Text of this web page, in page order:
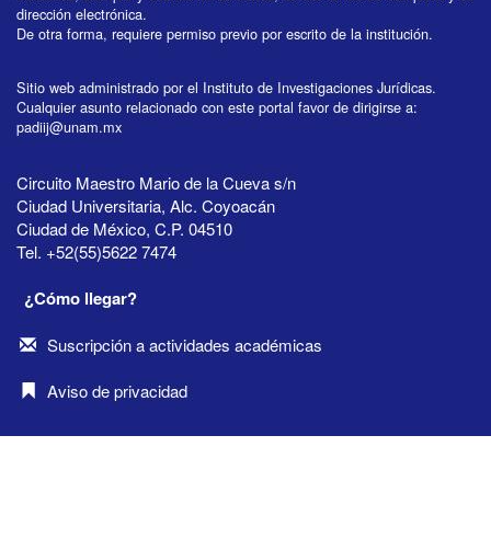
dirección electrónica.
De otra forma, requiere permiso previo por escrito de la institución.
Sitio web administrado por el Instituto de Investigaciones Jurídicas.
Cualquier asunto relacionado con este portal favor de dirigirse a:
padiij@unam.mx
Circuito Maestro Mario de la Cueva s/n
Ciudad Universitaria, Alc. Coyoacán
Ciudad de México, C.P. 04510
Tel. +52(55)5622 7474
¿Cómo llegar?
Suscripción a actividades académicas
Aviso de privacidad